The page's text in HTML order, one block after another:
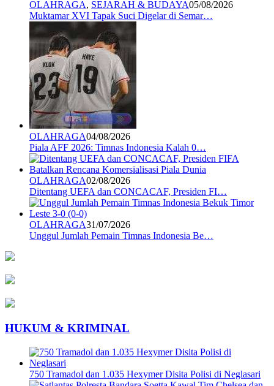
OLAHRAGA, SEJARAH & BUDAYA05/08/2026
Muktamar XVI Tapak Suci Digelar di Semar…
OLAHRAGA04/08/2026
Piala AFF 2026: Timnas Indonesia Kalah 0…
OLAHRAGA02/08/2026
Ditentang UEFA dan CONCACAF, Presiden FI…
OLAHRAGA31/07/2026
Unggul Jumlah Pemain Timnas Indonesia Be…
HUKUM & KRIMINAL
750 Tramadol dan 1.035 Hexymer Disita Polisi di Neglasari